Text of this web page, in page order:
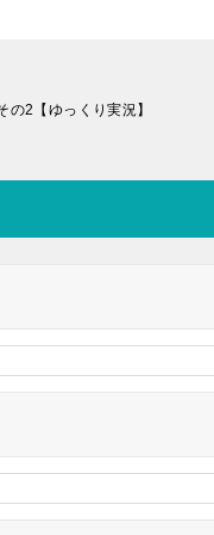
の2【ゆっくり実況】